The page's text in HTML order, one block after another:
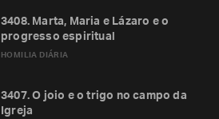
HOMILIA DIÁRIA
3408. Marta, Maria e Lázaro e o
progresso espiritual
3407. O joio e o trigo no campo da
Igreja